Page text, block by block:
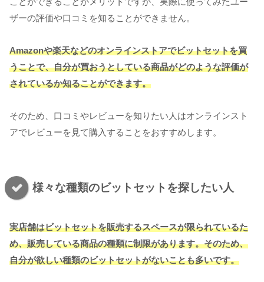
ザーの評価や口コミを知ることができません。
Amazonや楽天などのオンラインストアでビットセットを買
うことで、自分が買おうとしている商品がどのような評価が
されているか知ることができます。
そのため、口コミやレビューを知りたい人はオンラインスト
アでレビューを見て購入することをおすすめします。
様々な種類のビットセットを探したい人
実店舗はビットセットを販売するスペースが限られているた
め、販売している商品の種類に制限があります。そのため、
自分が欲しい種類のビットセットがないことも多いです。